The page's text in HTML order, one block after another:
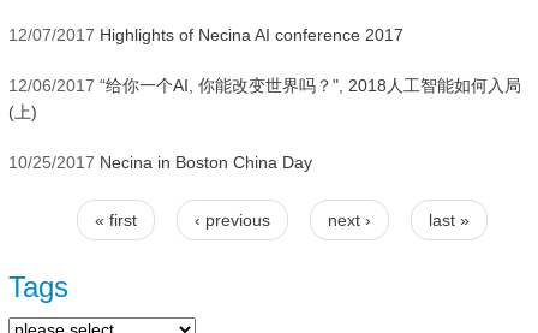
12/07/2017 Highlights of Necina AI conference 2017
12/06/2017 “给你一个AI, 你能改变世界吗？", 2018人工智能如何入局
(上)
10/25/2017 Necina in Boston China Day
Pages
« first ‹ previous next › last »
Tags